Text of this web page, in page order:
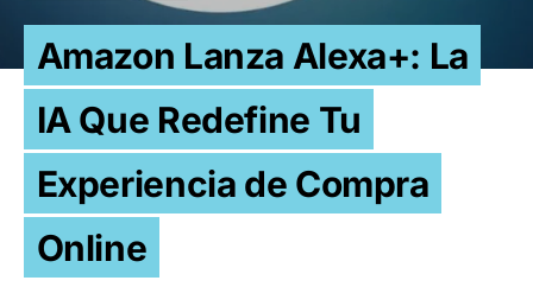
Amazon Lanza Alexa+: La
IA Que Redefine Tu
Experiencia de Compra
Online